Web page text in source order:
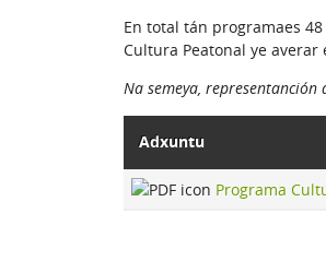
En total tán programaes
Cultura Peatonal ye averar
Na semeya, representanción
Adxuntu
Programa